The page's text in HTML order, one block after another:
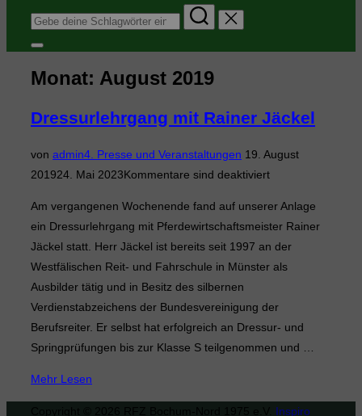
Suchen
nach:
Seitenleiste
Navigation
umschalten
Monat: August 2019
Dressurlehrgang mit Rainer Jäckel
von admin4. Presse und Veranstaltungen Veröffentlicht
am
19. August
201924. Mai 2023Kommentare sind deaktiviert
Am vergangenen Wochenende fand auf unserer Anlage
ein Dressurlehrgang mit Pferdewirtschaftsmeister Rainer
Jäckel statt. Herr Jäckel ist bereits seit 1997 an der
Westfälischen Reit- und Fahrschule in Münster als
Ausbilder tätig und in Besitz des silbernen
Verdienstabzeichens der Bundesvereinigung der
Berufsreiter. Er selbst hat erfolgreich an Dressur- und
Springprüfungen bis zur Klasse S teilgenommen und …
Mehr über
„Dressurlehrgang
Lesen
Inspiro